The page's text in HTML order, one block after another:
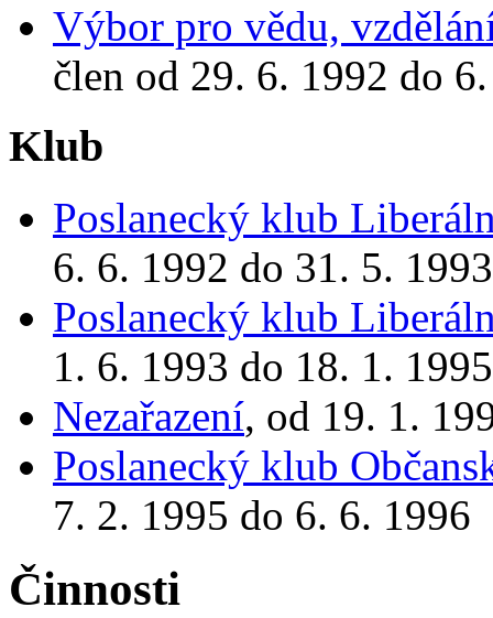
Výbor pro vědu,
člen od 29. 6. 1992 do
Klub
Poslanecký klub
6. 6. 1992 do 31. 5. 1993
Poslanecký klub
1. 6. 1993 do 18. 1. 1995
Nezařazení, od 19. 1.
Poslanecký klub
7. 2. 1995 do 6. 6. 1996
Činnosti